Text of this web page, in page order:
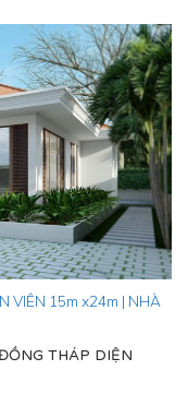
VIÊN 15m x24m | NHÀ
THÁP DIỆN